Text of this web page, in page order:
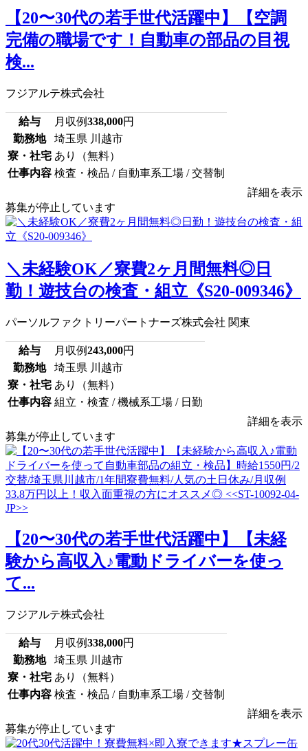
【20〜30代の若手世代活躍中】【空調
完備の職場です！自動車の部品の目視
検...
フジアルテ株式会社
給与 月収例338,000円
勤務地
埼玉県 川越市
寮・社宅 あり（無料）
仕事内容 検査・検品 / 自動車系工場 / 交替制
詳細を表示
募集が停止しています
＼未経験OK／寮費2ヶ月間無料◎日
勤！遊技台の検査・組立《S20-009346》
パーソルファクトリーパートナーズ株式会社 関東
給与 月収例243,000円
勤務地
埼玉県 川越市
寮・社宅 あり（無料）
仕事内容 組立・検査 / 機械系工場 / 日勤
詳細を表示
募集が停止しています
【20〜30代の若手世代活躍中】【未経
験から高収入♪電動ドライバーを使っ
て...
フジアルテ株式会社
給与 月収例338,000円
勤務地
埼玉県 川越市
寮・社宅 あり（無料）
仕事内容 検査・検品 / 自動車系工場 / 交替制
詳細を表示
募集が停止しています